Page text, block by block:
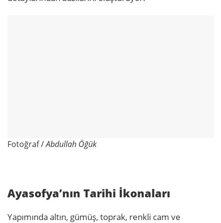
Fotoğraf /Abdullah Öğük
Ayasofya’nın Tarihi İkonaları
Yapımında altın, gümüş, toprak, renkli cam ve